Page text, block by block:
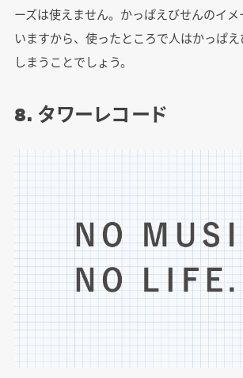
ーズは使えません。かっぱえびせんのイ
いますから、使ったところで人はかっぱ
しまうことでしょう。
8. タワーレコード